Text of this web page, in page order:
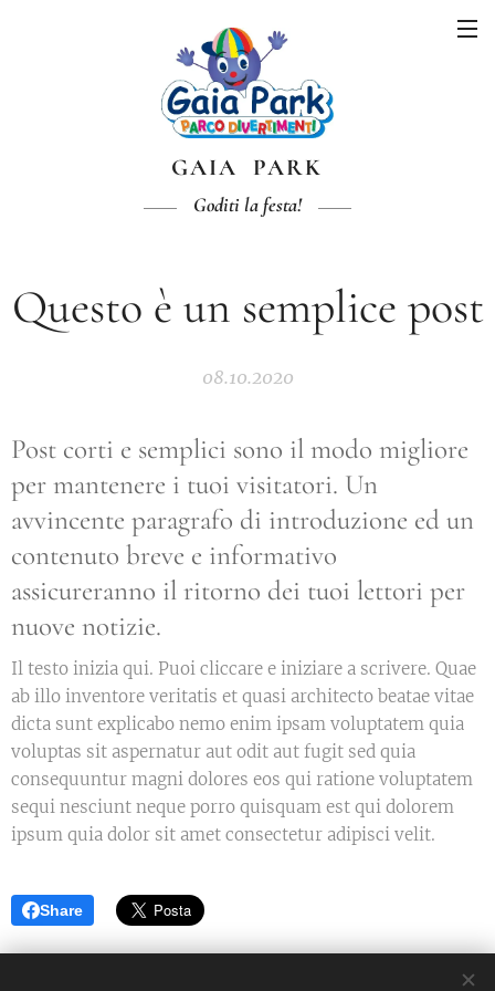
GAIA PARK
Goditi la festa!
Questo è un semplice post
08.10.2020
Post corti e semplici sono il modo migliore
per mantenere i tuoi visitatori. Un
avvincente paragrafo di introduzione ed un
contenuto breve e informativo
assicureranno il ritorno dei tuoi lettori per
nuove notizie.
Il testo inizia qui. Puoi cliccare e iniziare a scrivere. Quae
ab illo inventore veritatis et quasi architecto beatae vitae
dicta sunt explicabo nemo enim ipsam voluptatem quia
voluptas sit aspernatur aut odit aut fugit sed quia
consequuntur magni dolores eos qui ratione voluptatem
sequi nesciunt neque porro quisquam est qui dolorem
ipsum quia dolor sit amet consectetur adipisci velit.
Share